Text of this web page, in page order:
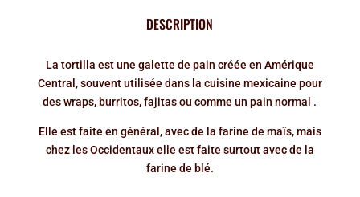
DESCRIPTION
La tortilla est une galette de pain créée en Amérique
Central, souvent utilisée dans la cuisine mexicaine pour
des wraps, burritos, fajitas ou comme un pain normal .
Elle est faite en général, avec de la farine de maïs, mais
chez les Occidentaux elle est faite surtout avec de la
farine de blé.